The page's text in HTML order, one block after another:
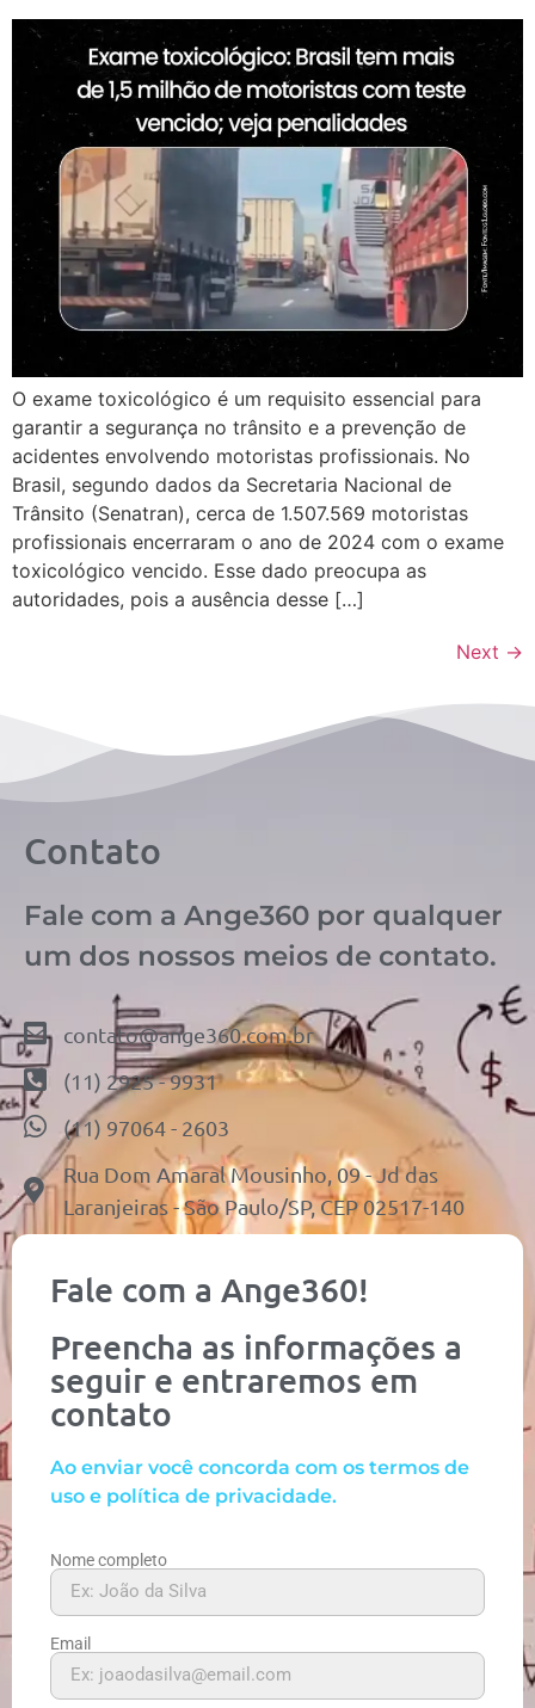
O exame toxicológico é um requisito essencial para
garantir a segurança no trânsito e a prevenção de
acidentes envolvendo motoristas profissionais. No
Brasil, segundo dados da Secretaria Nacional de
Trânsito (Senatran), cerca de 1.507.569 motoristas
profissionais encerraram o ano de 2024 com o exame
toxicológico vencido. Esse dado preocupa as
autoridades, pois a ausência desse […]
Next →
Contato
Fale com a Ange360 por qualquer
um dos nossos meios de contato.
contato@ange360.com.br
(11) 2925 - 9931
(11) 97064 - 2603
Rua Dom Amaral Mousinho, 09 - Jd das
Laranjeiras - São Paulo/SP, CEP 02517-140
Fale com a Ange360!
Preencha as informações a
seguir e entraremos em
contato
Ao enviar você concorda com os termos de
uso e política de privacidade.
Nome completo
Email